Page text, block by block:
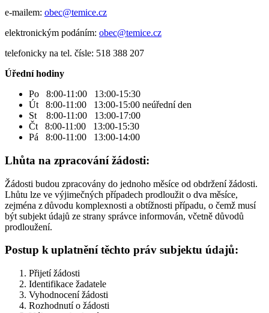
e-mailem: obec@temice.cz
elektronickým podáním: obec@temice.cz
telefonicky na tel. čísle: 518 388 207
Úřední hodiny
Po 8:00-11:00 13:00-15:30
Út 8:00-11:00 13:00-15:00 neúřední den
St 8:00-11:00 13:00-17:00
Čt 8:00-11:00 13:00-15:30
Pá 8:00-11:00 13:00-14:00
Lhůta na zpracování žádosti:
Žádosti budou zpracovány do jednoho měsíce od obdržení žádosti.
Lhůtu lze ve výjimečných případech prodloužit o dva měsíce,
zejména z důvodu komplexnosti a obtížnosti případu, o čemž musí
být subjekt údajů ze strany správce informován, včetně důvodů
prodloužení.
Postup k uplatnění těchto práv subjektu údajů:
Přijetí žádosti
Identifikace žadatele
Vyhodnocení žádosti
Rozhodnutí o žádosti